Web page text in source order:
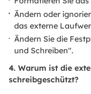
Ändern oder
das externe
Ändern Sie die
und Schreiben".
4. Warum ist die
schreibgeschützt?